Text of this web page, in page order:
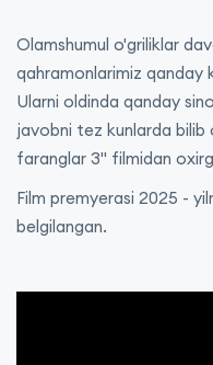
Olamshumul o'griliklar
qahramonlarimiz
Ularni oldinda qanday
javobni tez kunlarda bilib
faranglar 3" filmidan
Film premyerasi 2025 -
belgilangan.